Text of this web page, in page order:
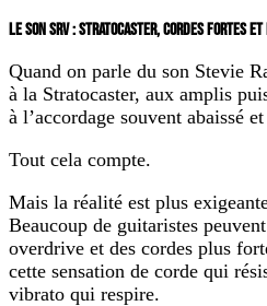
LE SON SRV : STRATOCASTER, CORDES FORTES
Quand on parle du son Stevie
à la Stratocaster, aux amplis
à l’accordage souvent abaissé
Tout cela compte.
Mais la réalité est plus
Beaucoup de guitaristes
overdrive et des cordes plus
cette sensation de corde qui
vibrato qui respire.